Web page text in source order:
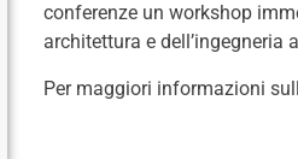
conferenze un workshop
architettura e dell’ingegneria
Per maggiori informazioni